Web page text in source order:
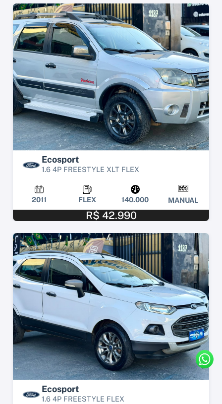
Ecosport
1.6 4P FREESTYLE XLT FLEX
2011 FLEX 140.000 MANUAL
R$ 42.990
Ecosport
1.6 4P FREESTYLE FLEX